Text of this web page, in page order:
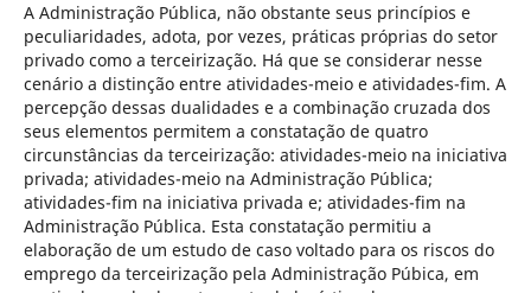
A Administração Pública, não obstante seus princípios e
peculiaridades, adota, por vezes, práticas próprias do setor
privado como a terceirização. Há que se considerar nesse
cenário a distinção entre atividades-meio e atividades-fim. A
percepção dessas dualidades e a combinação cruzada dos
seus elementos permitem a constatação de quatro
circunstâncias da terceirização: atividades-meio na iniciativa
privada; atividades-meio na Administração Pública;
atividades-fim na iniciativa privada e; atividades-fim na
Administração Pública. Esta constatação permitiu a
elaboração de um estudo de caso voltado para os riscos do
emprego da terceirização pela Administração Púbica, em